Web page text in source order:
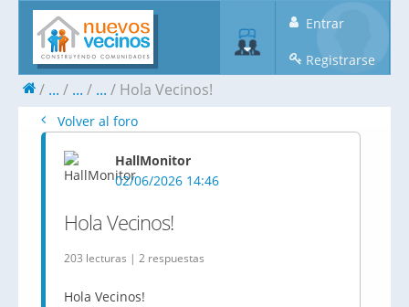
Entrar
Registrarse
... ... ... Hola Vecinos!
Volver al foro
HallMonitor
02/06/2026 14:46
Hola Vecinos!
203 lecturas | 2 respuestas
Hola Vecinos!